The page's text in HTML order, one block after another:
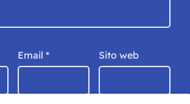
Email * Sito web